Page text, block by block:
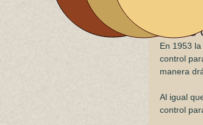
Puntos
En 1953
control
manera
Al igual
control